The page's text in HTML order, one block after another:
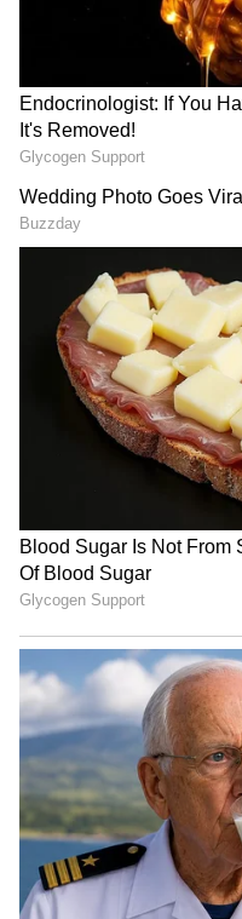
Related Articles
Kubera Blessings:
ఎప్పుడూ అండగా ఉంటాడు..
Planet Movement: రాసి
గ్రహాల అరుదైన కలయిక, ఈ 4
5
Image Credit :Getty
కర్కాటక రాశి..
రాహు కేతు రాశుల
మార్చేస్తుంది. ముఖ్యంగా
ఉపయోగకరంగా
పెరుగుతుంది. రాహు